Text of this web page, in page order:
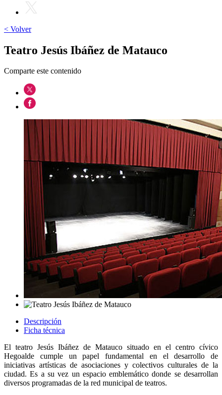
< Volver
Teatro Jesús Ibáñez de Matauco
Comparte este contenido
Descripción
Ficha técnica
El teatro Jesús Ibáñez de Matauco situado en el centro cívico
Hegoalde cumple un papel fundamental en el desarrollo de
iniciativas artísticas de asociaciones y colectivos culturales de la
ciudad. Es a su vez un espacio emblemático donde se desarrollan
diversos programadas de la red municipal de teatros.